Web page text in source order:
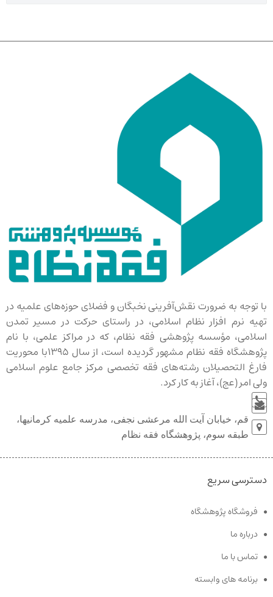
با توجه به ضرورت نقش‌آفرینی نخبگان و فضلای حوزه‌های علمیه در
تهیه نرم افزار نظام اسلامی، در راستای حرکت در مسیر تمدن
اسلامی، مؤسسه پژوهشی فقه نظام، که در مراکز علمی، با نام
پژوهشگاه فقه نظام مشهور گردیده است، از سال ۱۳۹۵با محوریت
فارغ التحصیلان رشته‌‏های فقه تخصصی مرکز جامع علوم اسلامی
ولی امر (عج)، آغاز به کار کرد.
قم، خیابان آیت الله مرعشی نجفی، مدرسه علمیه کرمانیها،
طبقه سوم، پژوهشگاه فقه نظام
دسترسی سریع
فروشگاه پژوهشگاه
درباره ما
تماس با ما
برنامه های وابسته